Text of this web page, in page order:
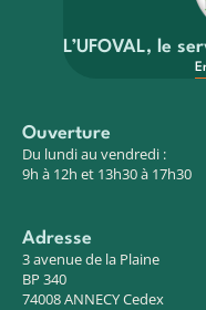
L’UFOVAL, le
Ouverture
Du lundi au vendredi :
9h à 12h et 13h30 à 17h30
Adresse
3 avenue de la Plaine
BP 340
74008 ANNECY Cedex